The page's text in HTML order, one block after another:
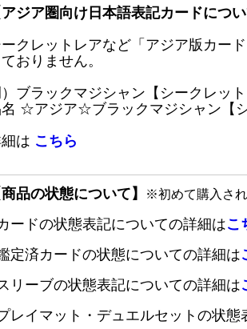
アジア圏向け日本語表記カードについ
ークレットレアなど「アジア版カー
ておりません。
ブラックマジシャン【シークレッ
☆アジア☆ブラックマジシャン【
は こちら
商品の状態について】 ※初めて購入され
ードの状態表記についての詳細はこ
定済カードの状態についての詳細は
リーブの状態表記についての詳細は
レイマット・デュエルセットの状態